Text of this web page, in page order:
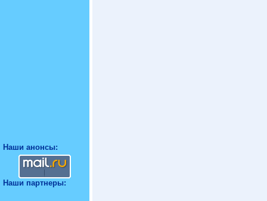
Наши анонсы:
Наши партнеры: